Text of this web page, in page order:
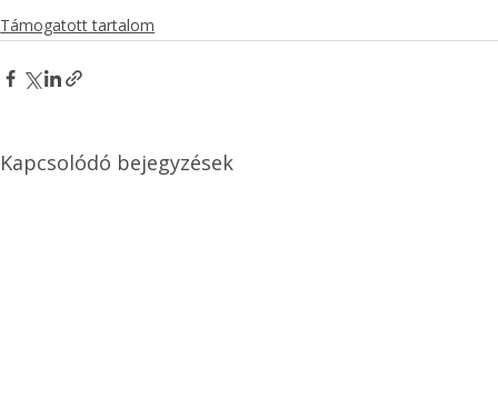
Támogatott tartalom
Kapcsolódó bejegyzések